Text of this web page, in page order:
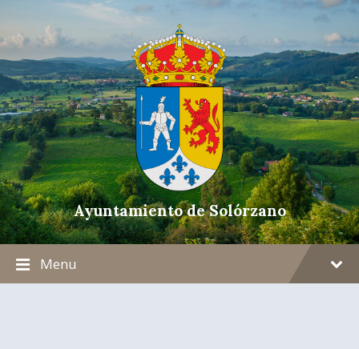
Ayuntamiento de Solórzano
Menu